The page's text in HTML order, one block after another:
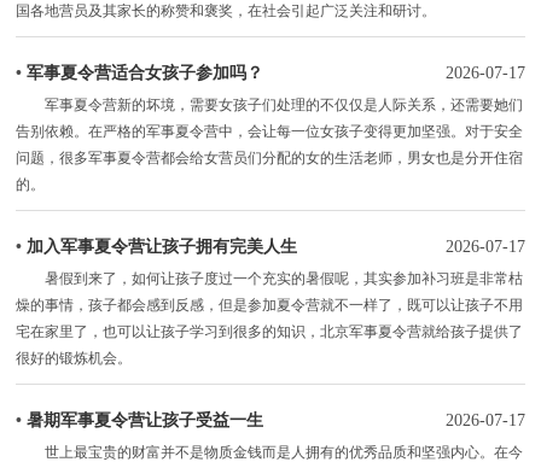
国各地营员及其家长的称赞和褒奖，在社会引起广泛关注和研讨。
•军事夏令营适合女孩子参加吗？ 2026-07-17
军事夏令营新的坏境，需要女孩子们处理的不仅仅是人际关系，还需要她们
告别依赖。在严格的军事夏令营中，会让每一位女孩子变得更加坚强。对于安全
问题，很多军事夏令营都会给女营员们分配的女的生活老师，男女也是分开住宿
的。
• 加入军事夏令营让孩子拥有完美人生 2026-07-17
暑假到来了，如何让孩子度过一个充实的暑假呢，其实参加补习班是非常枯
燥的事情，孩子都会感到反感，但是参加夏令营就不一样了，既可以让孩子不用
宅在家里了，也可以让孩子学习到很多的知识，北京军事夏令营就给孩子提供了
很好的锻炼机会。
•暑期军事夏令营让孩子受益一生 2026-07-17
世上最宝贵的财富并不是物质金钱而是人拥有的优秀品质和坚强内心。在今